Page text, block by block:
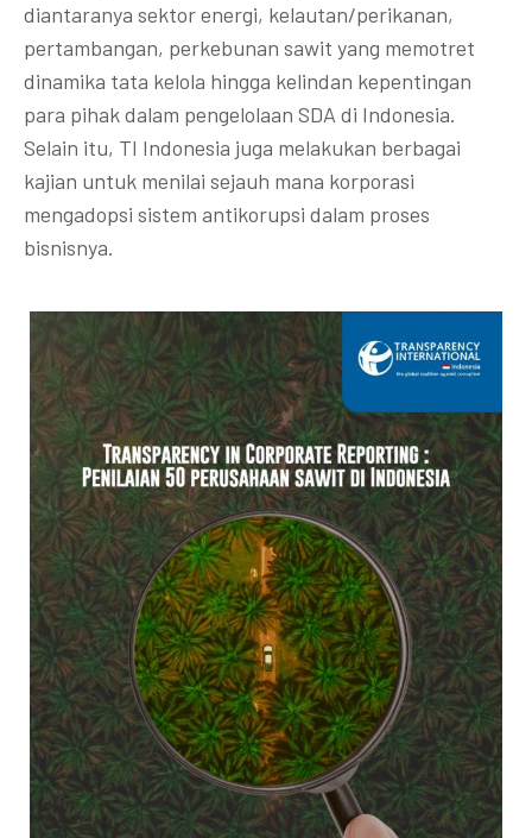
diantaranya sektor energi, kelautan/perikanan,
pertambangan, perkebunan sawit yang memotret
dinamika tata kelola hingga kelindan kepentingan
para pihak dalam pengelolaan SDA di Indonesia.
Selain itu, TI Indonesia juga melakukan berbagai
kajian untuk menilai sejauh mana korporasi
mengadopsi sistem antikorupsi dalam proses
bisnisnya.